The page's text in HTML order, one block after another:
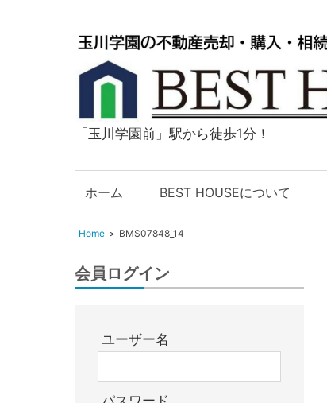
玉
学
の
動
産
入・
却・
「玉川学園前」駅から徒歩1分！
ホーム BEST HOUSEについて
Home BMS07848_14
会員ログイン
ユーザー名